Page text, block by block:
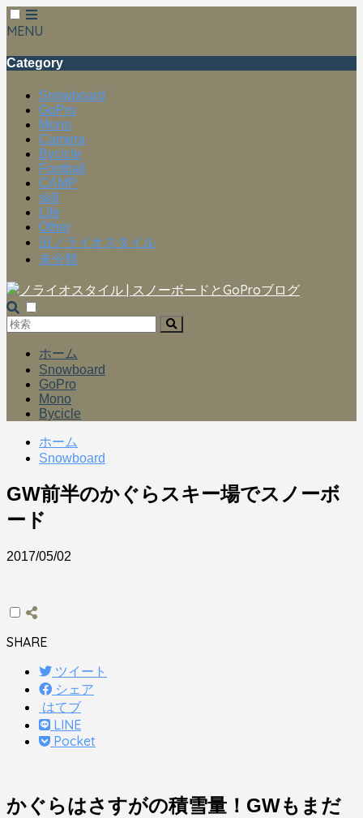
MENU
Category
Snowboard
GoPro
Mono
Camera
Bycicle
Football
CAMP
sk8
Life
Other
旧ノライオスタイル
未分類
ホーム
Snowboard
GoPro
Mono
Bycicle
ホーム
Snowboard
GW前半のかぐらスキー場でスノーボ
ード
2017/05/02
SHARE
ツイート
シェア
はてブ
LINE
Pocket
かぐらはさすがの積雪量！GWもまだ